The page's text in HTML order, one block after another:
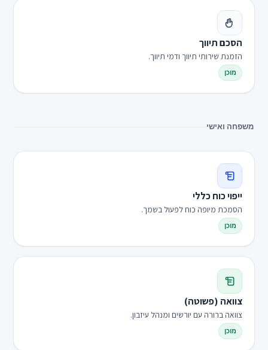
הסכם תיווך
הזמנת שירותי תיווך ודמי תיווך.
מוכן
משפחה ואישי
ייפוי כוח כללי
הסמכת מיופה כוח לפעול בשמך.
מוכן
צוואה (פשוטה)
צוואה ברורה עם יורשים ומנהל עיזבון.
מוכן